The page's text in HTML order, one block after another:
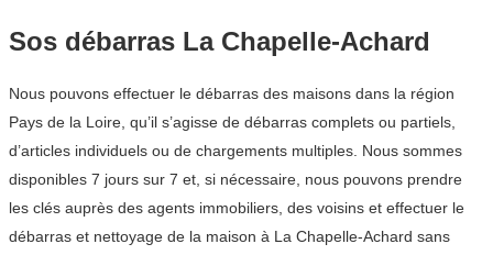
Sos débarras La Chapelle-Achard
Nous pouvons effectuer le débarras des maisons dans la région
Pays de la Loire, qu’il s’agisse de débarras complets ou partiels,
d’articles individuels ou de chargements multiples. Nous sommes
disponibles 7 jours sur 7 et, si nécessaire, nous pouvons prendre
les clés auprès des agents immobiliers, des voisins et effectuer le
débarras et nettoyage de la maison à La Chapelle-Achard sans